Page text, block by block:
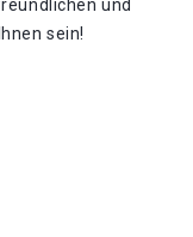
und
sein!